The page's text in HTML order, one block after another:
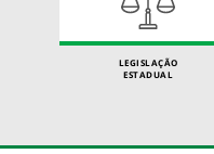
LEGISLAÇÃO
ESTADUAL